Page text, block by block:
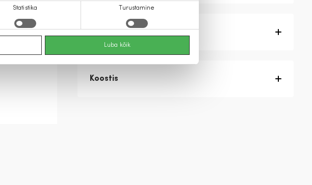
Statistika Turustamine
Luba kõik
Tootekirjeldus
Koostis